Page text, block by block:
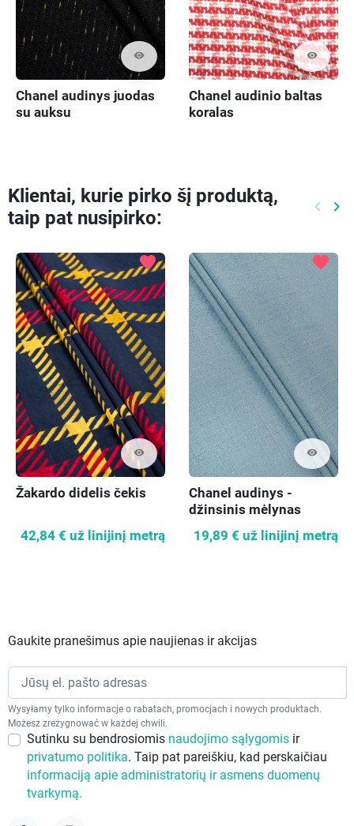
visibility
Chanel audinys juodas
su auksu
visibility
Chanel audinio baltas
koralas
Klientai, kurie pirko šį produktą,
taip pat nusipirko:
keyboard_arrow_left keyboard_arrow_right
visibility
favorite
Žakardo didelis čekis
42,84 € už linijinį metrą
visibility
favorite
Chanel audinys -
džinsinis mėlynas
19,89 € už linijinį metrą
Gaukite pranešimus apie naujienas ir akcijas
Wysyłamy tylko informacje o rabatach, promocjach i nowych produktach.
Możesz zrezygnować w każdej chwili.
Sutinku su bendrosiomis naudojimo sąlygomis ir
privatumo politika. Taip pat pareiškiu, kad perskaičiau
informaciją apie administratorių ir asmens duomenų
tvarkymą.